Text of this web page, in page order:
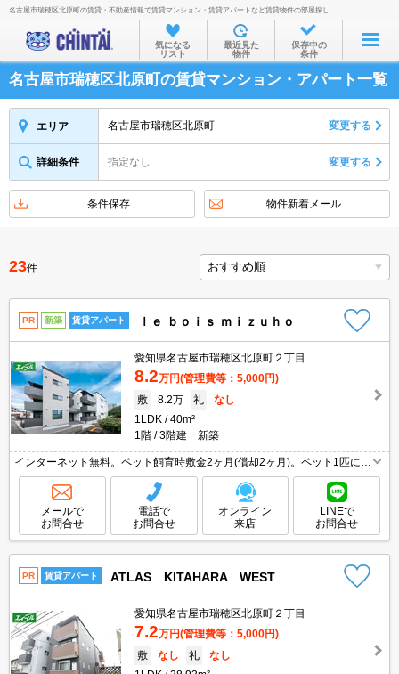
お部屋を探す
沿線・駅から
住所から
家賃相場から
物件特集から
不動産会社から
TOP
名古屋市瑞穂区北原町の賃貸・不動産情報で賃貸マンション・賃貸アパートなど賃貸物件の部屋探し
気になる
リスト
最近見た
物件
保存中の
条件
名古屋市瑞穂区北原町の賃貸マンション・アパート一覧
エリア 名古屋市瑞穂区北原町 変更する
詳細条件 指定なし 変更する
条件保存 物件新着メール
23件
PR 新築 賃貸アパート ｌｅ ｂｏｉｓ ｍｉｚｕｈｏ
愛知県名古屋市瑞穂区北原町２丁目
8.2万円(管理費等：5,000円)
敷
8.2万 礼
なし
1LDK
40m²
1階
3階建 新築
インターネット無料。ペット飼育時敷金2ヶ月(償却2ヶ月)。ペット1匹につ
き、家賃3,000円UP。新築で新婚様におすすめ。駅近エリア人気のお部屋
です。設備充実。小型犬2匹まで飼育可。
メールで
お問合せ
電話で
お問合せ
オンライン
来店
LINEで
お問合せ
PR 賃貸アパート ATLAS KITAHARA WEST
愛知県名古屋市瑞穂区北原町２丁目
7.2万円(管理費等：5,000円)
敷
なし 礼
なし